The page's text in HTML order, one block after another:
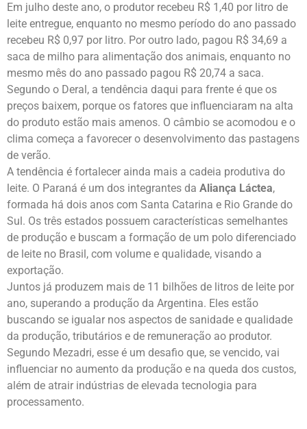
Em julho deste ano, o produtor recebeu R$ 1,40 por litro de
leite entregue, enquanto no mesmo período do ano passado
recebeu R$ 0,97 por litro. Por outro lado, pagou R$ 34,69 a
saca de milho para alimentação dos animais, enquanto no
mesmo mês do ano passado pagou R$ 20,74 a saca.
Segundo o Deral, a tendência daqui para frente é que os
preços baixem, porque os fatores que influenciaram na alta
do produto estão mais amenos. O câmbio se acomodou e o
clima começa a favorecer o desenvolvimento das pastagens
de verão.
A tendência é fortalecer ainda mais a cadeia produtiva do
leite. O Paraná é um dos integrantes da Aliança Láctea,
formada há dois anos com Santa Catarina e Rio Grande do
Sul. Os três estados possuem características semelhantes
de produção e buscam a formação de um polo diferenciado
de leite no Brasil, com volume e qualidade, visando a
exportação.
Juntos já produzem mais de 11 bilhões de litros de leite por
ano, superando a produção da Argentina. Eles estão
buscando se igualar nos aspectos de sanidade e qualidade
da produção, tributários e de remuneração ao produtor.
Segundo Mezadri, esse é um desafio que, se vencido, vai
influenciar no aumento da produção e na queda dos custos,
além de atrair indústrias de elevada tecnologia para
processamento.